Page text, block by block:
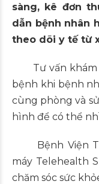
sàng, kê đơn
dẫn bệnh nhân
theo dõi y tế từ
Tư vấn khám
bệnh khi bệnh
cùng phòng và
hình để có thể
Bệnh Viện
máy Telehealth
chăm sóc sức